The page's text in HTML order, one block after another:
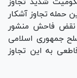
حمله تجاوز آشکار
نقض فاحش منشور
جمهوری اسلامی
به این تجاوز